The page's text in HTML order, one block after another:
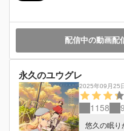
配信中の動画配
永久のユウグレ
2025年09月25
1158
悠久の眠り